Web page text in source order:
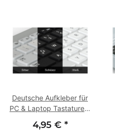
Deutsche Aufkleber für
PC & Laptop Tastaturen,
versch. Größen, QWERTZ
4,95 € *